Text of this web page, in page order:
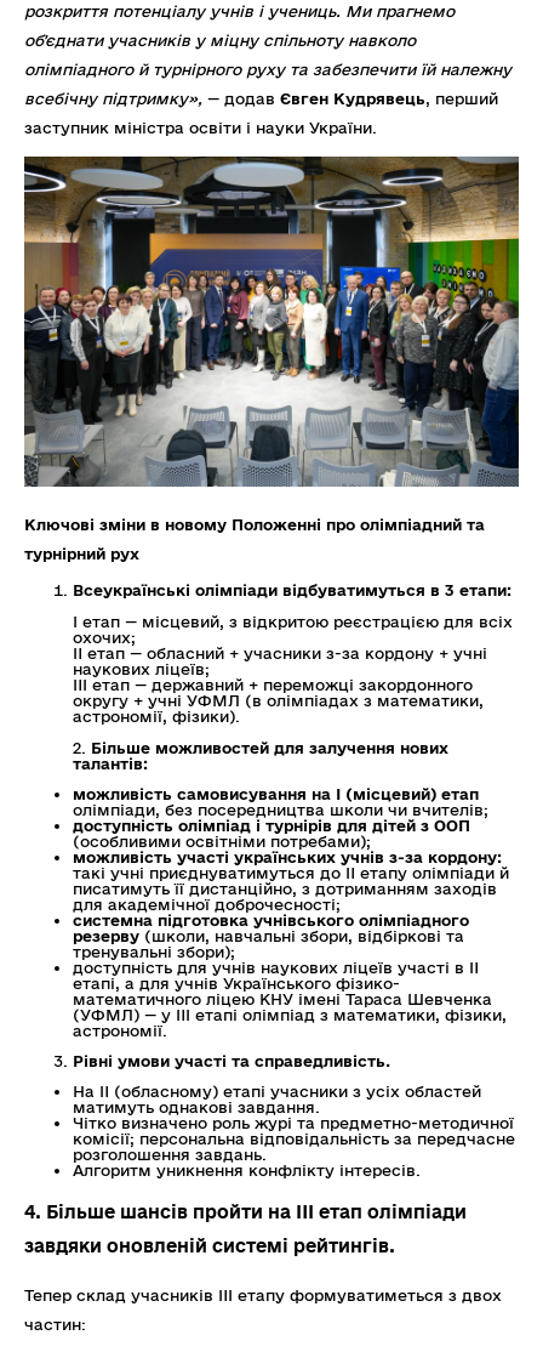
розкриття потенціалу учнів і учениць. Ми прагнемо
обʼєднати учасників у міцну спільноту навколо
олімпіадного й турнірного руху та забезпечити їй належну
всебічну підтримку», — додав Євген Кудрявець , перший
заступник міністра освіти і науки України.
Ключові зміни в новому Положенні про олімпіадний та
турнірний рух
Всеукраїнські олімпіади відбуватимуться в 3 етапи:
І етап — місцевий, з відкритою реєстрацією для всіх
охочих;
II етап — обласний + учасники з-за кордону + учні
наукових ліцеїв;
III етап — державний + переможці закордонного
округу + учні УФМЛ (в олімпіадах з математики,
астрономії, фізики).
2. Більше можливостей для залучення нових
талантів:
можливість самовисування на I (місцевий) етап
олімпіади, без посередництва школи чи вчителів;
доступність олімпіад і турнірів для дітей з ООП
(особливими освітніми потребами);
можливість участі українських учнів з-за кордону:
такі учні приєднуватимуться до II етапу олімпіади й
писатимуть її дистанційно, з дотриманням заходів
для академічної доброчесності;
системна підготовка учнівського олімпіадного
резерву (школи, навчальні збори, відбіркові та
тренувальні збори);
доступність для учнів наукових ліцеїв участі в II
етапі, а для учнів Українського фізико-
математичного ліцею КНУ імені Тараса Шевченка
(УФМЛ) — у III етапі олімпіад з математики, фізики,
астрономії.
Рівні умови участі та справедливість.
На II (обласному) етапі учасники з усіх областей
матимуть однакові завдання.
Чітко визначено роль журі та предметно-методичної
комісії; персональна відповідальність за передчасне
розголошення завдань.
Алгоритм уникнення конфлікту інтересів.
4. Більше шансів пройти на III етап олімпіади
завдяки оновленій системі рейтингів.
Тепер склад учасників III етапу формуватиметься з двох
частин: